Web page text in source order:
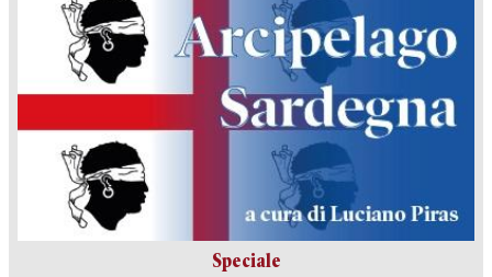
Speciale